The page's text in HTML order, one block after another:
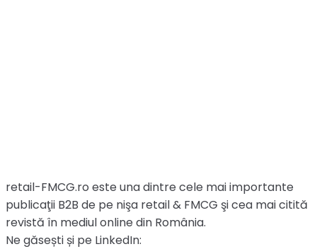
retail-FMCG.ro este una dintre cele mai importante
publicaţii B2B de pe nişa retail & FMCG şi cea mai citită
revistă în mediul online din România.
Ne găsești și pe LinkedIn: